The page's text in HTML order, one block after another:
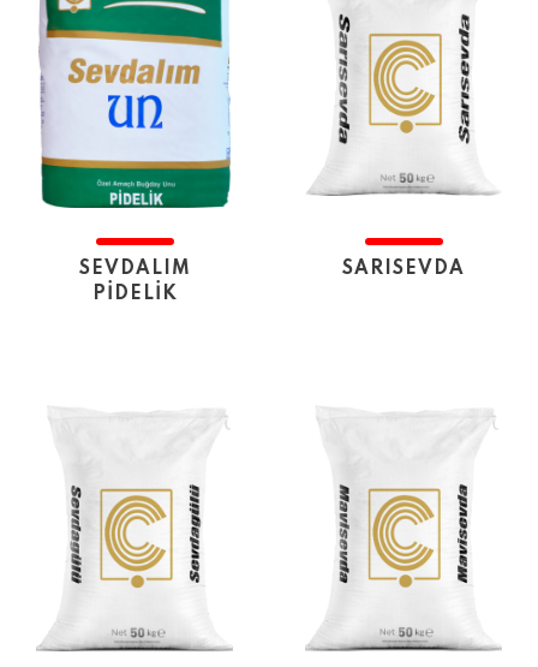
SEVDALIM
PİDELİK
SARISEVDA